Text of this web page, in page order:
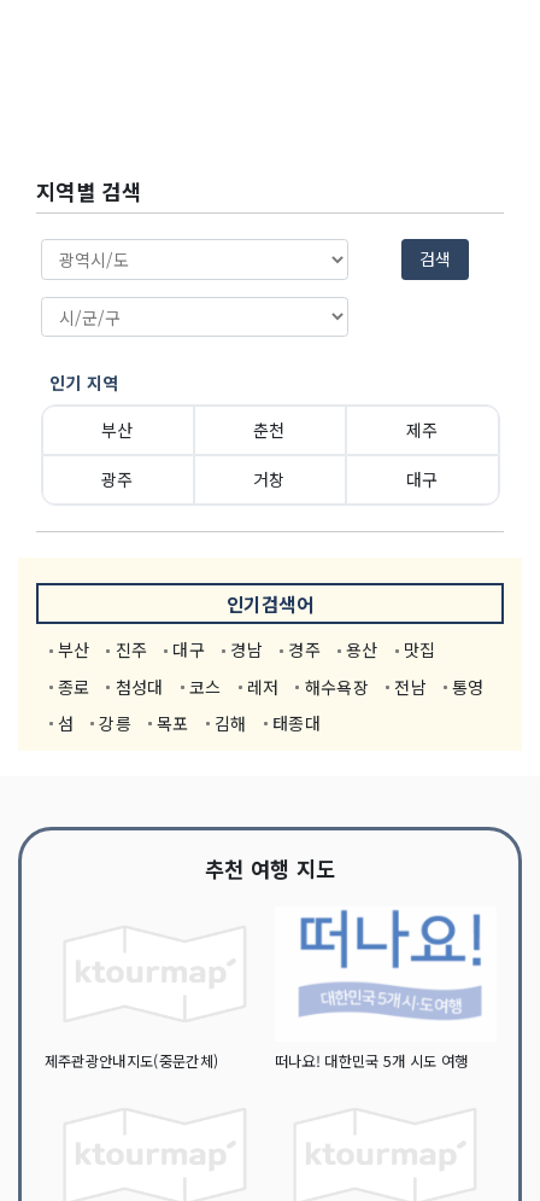
지역별 검색
검색
인기 지역
부산
춘천 제주
광주 거창 대구
인기검색어
부산 진주 대구 경남 경주 용산
맛집
종로
첨성대 코스 레저 해수욕장 전남
통영
섬
강릉 목포 김해 태종대
추천 여행 지도
제주관광안내지도(중문간체) 떠나요! 대한민국 5개 시도 여행